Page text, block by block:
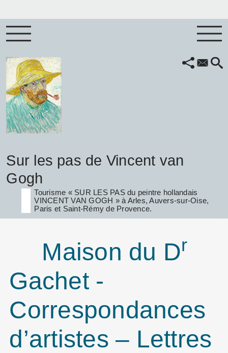
Sur les pas de Vincent van
Gogh
Tourisme « SUR LES PAS du peintre hollandais
VINCENT VAN GOGH » à Arles, Auvers-sur-Oise,
Paris et Saint-Rémy de Provence.
Maison du Dr
Gachet -
Correspondances
d’artistes – Lettres